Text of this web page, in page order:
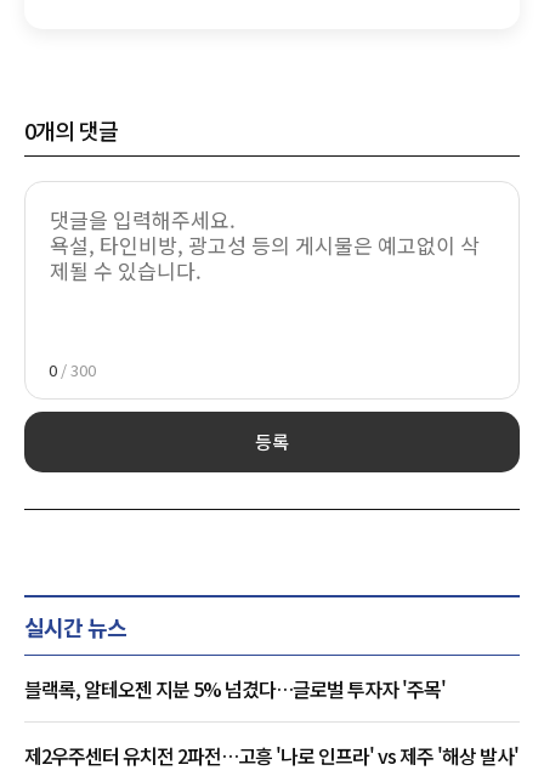
0개의 댓글
0 / 300
등록
실시간 뉴스
블랙록, 알테오젠 지분 5% 넘겼다…글로벌 투자자 '주목'
제2우주센터 유치전 2파전…고흥 '나로 인프라' vs 제주 '해상 발사'